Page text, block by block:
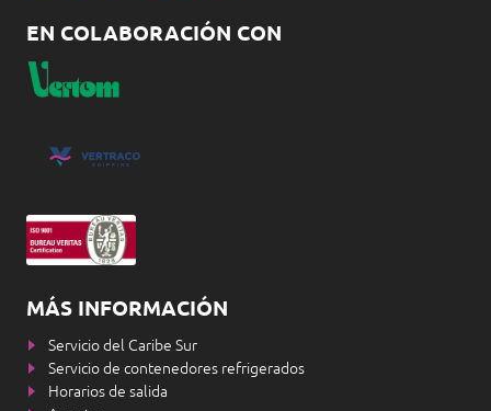
EN COLABORACIÓN CON
MÁS INFORMACIÓN
Servicio del Caribe Sur
Servicio de contenedores refrigerados
Horarios de salida